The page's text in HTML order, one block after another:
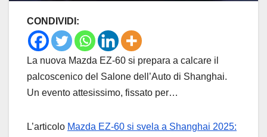
CONDIVIDI:
La nuova Mazda EZ-60 si prepara a calcare il
palcoscenico del Salone dell’Auto di Shanghai.
Un evento attesissimo, fissato per…
L’articolo Mazda EZ-60 si svela a Shanghai 2025: